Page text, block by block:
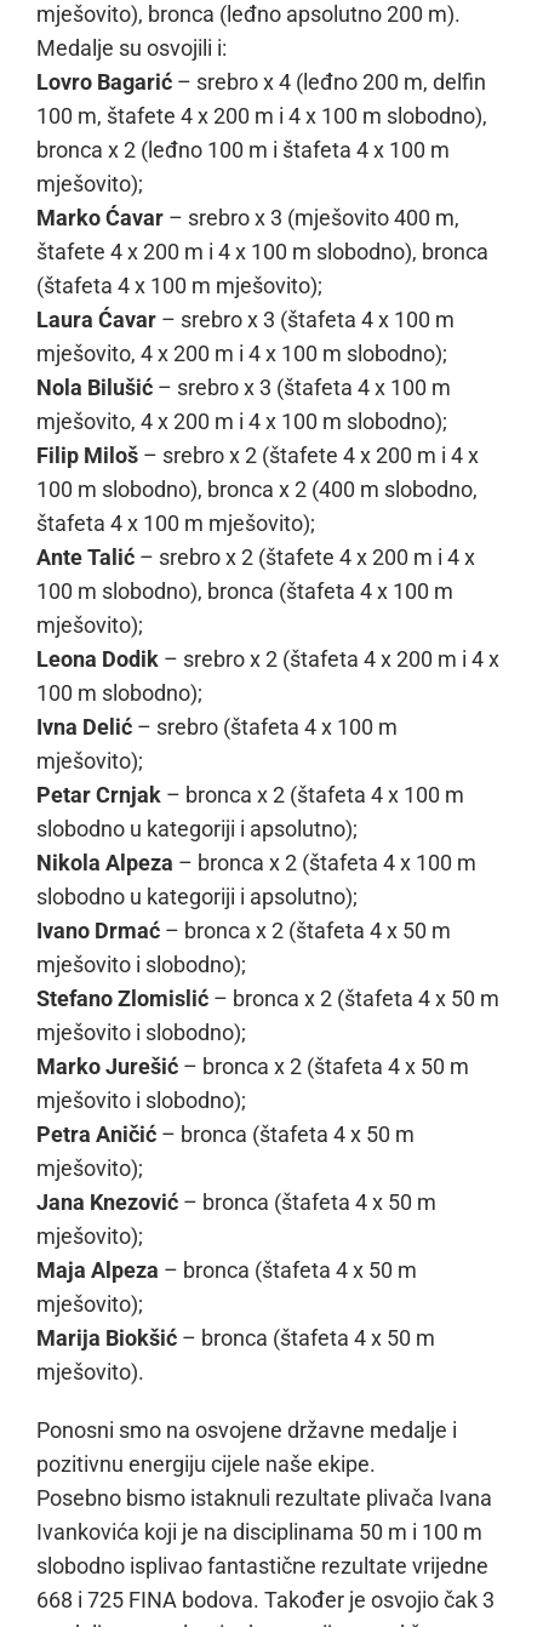
mješovito), bronca (leđno apsolutno 200 m).
Medalje su osvojili i:
Lovro Bagarić – srebro x 4 (leđno 200 m, delfin
100 m, štafete 4 x 200 m i 4 x 100 m slobodno),
bronca x 2 (leđno 100 m i štafeta 4 x 100 m
mješovito);
Marko Ćavar – srebro x 3 (mješovito 400 m,
štafete 4 x 200 m i 4 x 100 m slobodno), bronca
(štafeta 4 x 100 m mješovito);
Laura Ćavar – srebro x 3 (štafeta 4 x 100 m
mješovito, 4 x 200 m i 4 x 100 m slobodno);
Nola Bilušić – srebro x 3 (štafeta 4 x 100 m
mješovito, 4 x 200 m i 4 x 100 m slobodno);
Filip Miloš – srebro x 2 (štafete 4 x 200 m i 4 x
100 m slobodno), bronca x 2 (400 m slobodno,
štafeta 4 x 100 m mješovito);
Ante Talić – srebro x 2 (štafete 4 x 200 m i 4 x
100 m slobodno), bronca (štafeta 4 x 100 m
mješovito);
Leona Dodik – srebro x 2 (štafeta 4 x 200 m i 4 x
100 m slobodno);
Ivna Delić – srebro (štafeta 4 x 100 m
mješovito);
Petar Crnjak – bronca x 2 (štafeta 4 x 100 m
slobodno u kategoriji i apsolutno);
Nikola Alpeza – bronca x 2 (štafeta 4 x 100 m
slobodno u kategoriji i apsolutno);
Ivano Drmać – bronca x 2 (štafeta 4 x 50 m
mješovito i slobodno);
Stefano Zlomislić – bronca x 2 (štafeta 4 x 50 m
mješovito i slobodno);
Marko Jurešić – bronca x 2 (štafeta 4 x 50 m
mješovito i slobodno);
Petra Aničić – bronca (štafeta 4 x 50 m
mješovito);
Jana Knezović – bronca (štafeta 4 x 50 m
mješovito);
Maja Alpeza – bronca (štafeta 4 x 50 m
mješovito);
Marija Biokšić – bronca (štafeta 4 x 50 m
mješovito).
Ponosni smo na osvojene državne medalje i
pozitivnu energiju cijele naše ekipe.
Posebno bismo istaknuli rezultate plivača Ivana
Ivankovića koji je na disciplinama 50 m i 100 m
slobodno isplivao fantastične rezultate vrijedne
668 i 725 FINA bodova. Također je osvojio čak 3